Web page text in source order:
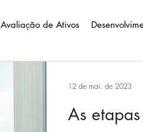
Avaliação de Ativos
As
12 de mai. de 2023